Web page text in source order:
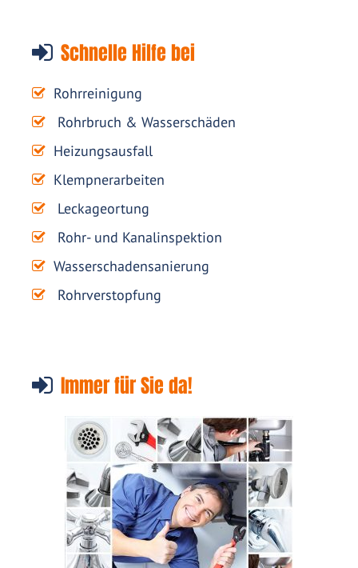
Schnelle Hilfe bei
Rohrreinigung
Rohrbruch & Wasserschäden
Heizungsausfall
Klempnerarbeiten
Leckageortung
Rohr- und Kanalinspektion
Wasserschadensanierung
Rohrverstopfung
Immer für Sie da!